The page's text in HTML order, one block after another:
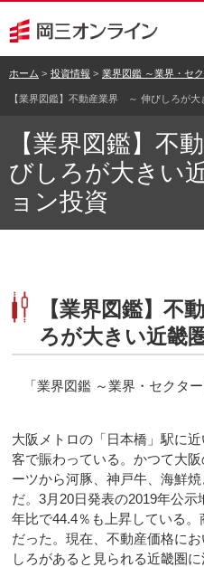
ホーム 投資情報 業界図鑑 ～業界・セ
【業界図鑑】不動産業界 ～ 伸びしろが大
【業界図鑑】不
びしろが大きい
ョン投資
【業界図鑑】
ろが大きい近畿
「業界図鑑 ～業界・セクタ
大阪メトロの「日本橋」駅に
客で賑わっている。かつて大
ーツから河豚、神戸牛、海鮮
だ。3月20日発表の2019年公
年比で44.4％も上昇している
だった。現在、不動産価格に
しろがあると見られる近畿圏に